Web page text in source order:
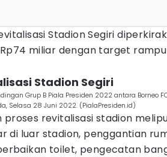
Stadion Segiri
miliar dengan target
Stadion Segiri
Grup B Piala Presiden 2022 antara Borneo
Selasa 28 Juni 2022. (PialaPresiden.id)
proses revitalisasi stadion
di luar stadion, penggantian
toilet, pengecatan